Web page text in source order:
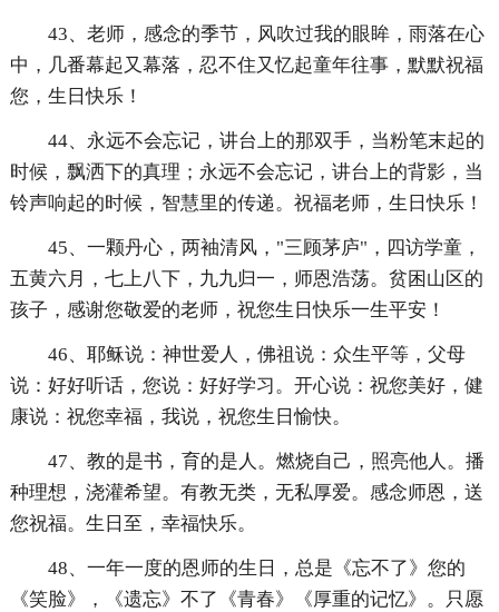
43、老师，感念的季节，风吹过我的眼眸，雨落在心
中，几番幕起又幕落，忍不住又忆起童年往事，默默祝福
您，生日快乐！
44、永远不会忘记，讲台上的那双手，当粉笔末起的
时候，飘洒下的真理；永远不会忘记，讲台上的背影，当
铃声响起的时候，智慧里的传递。祝福老师，生日快乐！
45、一颗丹心，两袖清风，"三顾茅庐"，四访学童，
五黄六月，七上八下，九九归一，师恩浩荡。贫困山区的
孩子，感谢您敬爱的老师，祝您生日快乐一生平安！
46、耶稣说：神世爱人，佛祖说：众生平等，父母
说：好好听话，您说：好好学习。开心说：祝您美好，健
康说：祝您幸福，我说，祝您生日愉快。
47、教的是书，育的是人。燃烧自己，照亮他人。播
种理想，浇灌希望。有教无类，无私厚爱。感念师恩，送
您祝福。生日至，幸福快乐。
48、一年一度的恩师的生日，总是《忘不了》您的
《笑脸》，《遗忘》不了《青春》《厚重的记忆》。只愿